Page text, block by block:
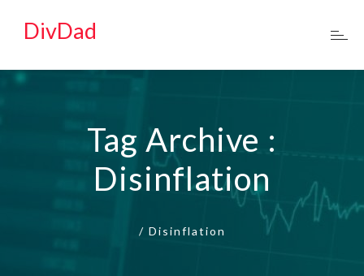
DivDad
Tag Archive :
Disinflation
/ Disinflation